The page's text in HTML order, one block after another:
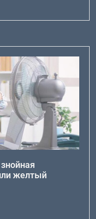
желтый